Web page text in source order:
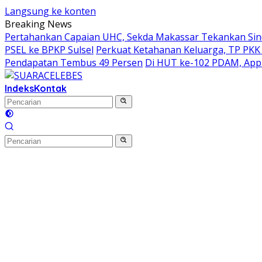
Langsung ke konten
Breaking News
Pertahankan Capaian UHC, Sekda Makassar Tekankan
PSEL ke BPKP Sulsel Perkuat Ketahanan Keluarga, TP
Pendapatan Tembus 49 Persen Di HUT ke-102 PDAM,
IndeksKontak